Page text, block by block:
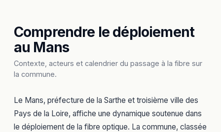
Comprendre le déploiement
au Mans
Contexte, acteurs et calendrier du passage à la fibre sur
la commune.
Le Mans, préfecture de la Sarthe et troisième ville des
Pays de la Loire, affiche une dynamique soutenue dans
le déploiement de la fibre optique. La commune, classée